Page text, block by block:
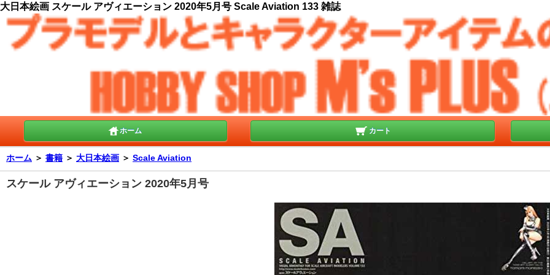
大日本絵画 スケール アヴィエーション 2020年5月号 Scale Aviation 133 雑誌
ホーム カート
ホーム ＞ 書籍 ＞ 大日本絵画 ＞ Scale Aviation
スケール アヴィエーション 2020年5月号